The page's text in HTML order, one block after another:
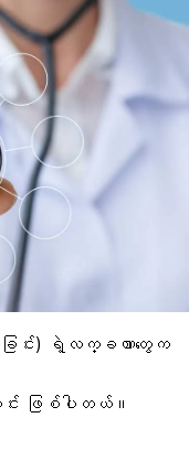
ခြင်း) ရဲ့လက္ခဏာတွေက
င်း ဖြစ်ပါတယ်။